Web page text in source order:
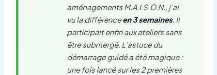
aménagements M.A.I.S.O.N., j’ai
vu la différenceen 3 semaines. Il
participait enfin aux ateliers sans
être submergé. L’astuce du
démarrage guidé a été magique :
une fois lancé sur les 2 premières